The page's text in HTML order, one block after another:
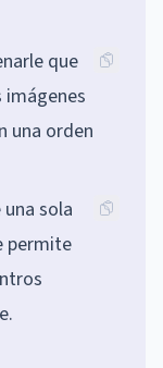
que
imágenes
una orden
sola
permite